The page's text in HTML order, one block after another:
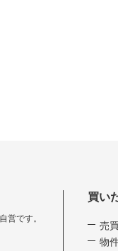
営です。
買い
売
物